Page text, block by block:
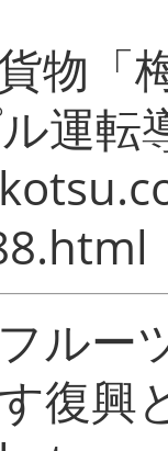
物「
運転
ルー
復興